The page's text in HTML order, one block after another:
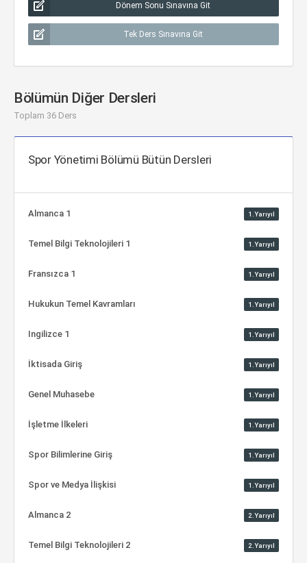
Dönem Sonu Sınavına Git
Tek Ders Sınavına Git
Bölümün Diğer Dersleri
Toplam 36 Ders
Spor Yönetimi Bölümü Bütün Dersleri
Almanca 1 1.Yarıyıl
Temel Bilgi Teknolojileri 1 1.Yarıyıl
Fransızca 1 1.Yarıyıl
Hukukun Temel Kavramları 1.Yarıyıl
Ingilizce 1 1.Yarıyıl
İktisada Giriş 1.Yarıyıl
Genel Muhasebe 1.Yarıyıl
İşletme İlkeleri 1.Yarıyıl
Spor Bilimlerine Giriş 1.Yarıyıl
Spor ve Medya İlişkisi 1.Yarıyıl
Almanca 2 2.Yarıyıl
Temel Bilgi Teknolojileri 2 2.Yarıyıl